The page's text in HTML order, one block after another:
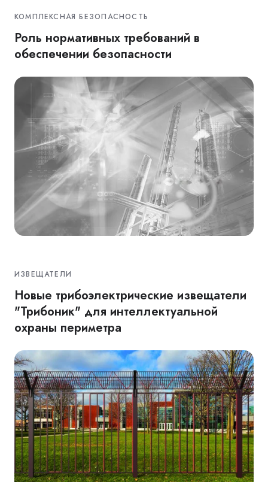
КОМПЛЕКСНАЯ БЕЗОПАСНОСТЬ
Роль нормативных требований в
обеспечении безопасности
ИЗВЕЩАТЕЛИ
Новые трибоэлектрические извещатели
"Трибоник" для интеллектуальной
охраны периметра